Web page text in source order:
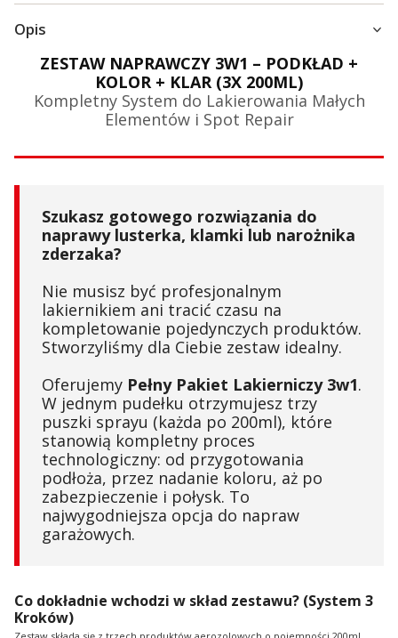
Opis
ZESTAW NAPRAWCZY 3W1 – PODKŁAD +
KOLOR + KLAR (3X 200ML)
Kompletny System do Lakierowania Małych
Elementów i Spot Repair
Szukasz gotowego rozwiązania do
naprawy lusterka, klamki lub narożnika
zderzaka?
Nie musisz być profesjonalnym
lakiernikiem ani tracić czasu na
kompletowanie pojedynczych produktów.
Stworzyliśmy dla Ciebie zestaw idealny.
Oferujemy Pełny Pakiet Lakierniczy 3w1.
W jednym pudełku otrzymujesz trzy
puszki sprayu (każda po 200ml), które
stanowią kompletny proces
technologiczny: od przygotowania
podłoża, przez nadanie koloru, aż po
zabezpieczenie i połysk. To
najwygodniejsza opcja do napraw
garażowych.
Co dokładnie wchodzi w skład zestawu? (System 3
Kroków)